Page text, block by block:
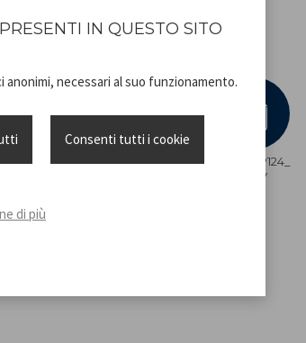
Scheda
P201UTP124_
P201UTP124_
ADV
IN QUESTO SITO
necessari al suo funzionamento.
Consenti tutti i cookie
di più